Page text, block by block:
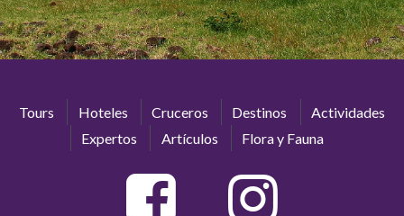
Tours Hoteles Cruceros Destinos
Actividades
Expertos
Artículos Flora y Fauna